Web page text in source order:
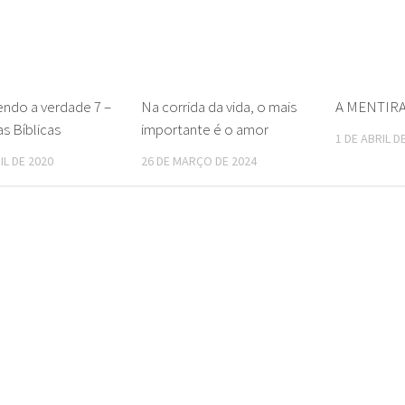
a verdade 7 –
Bíblicas
DE 2020
Na corrida da vida, o mais
importante é o amor
26 DE MARÇO DE 2024
A
1 DE ABRIL